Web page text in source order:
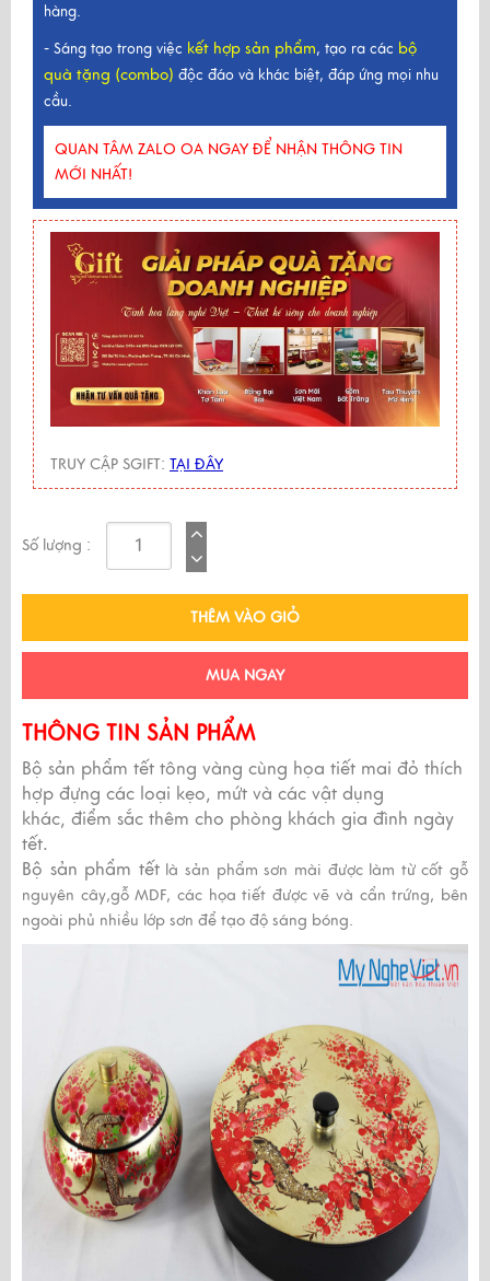
hàng.
- Sáng tạo trong việc kết hợp sản phẩm, tạo ra các bộ
quà tặng (combo) độc đáo và khác biệt, đáp ứng mọi nhu
cầu.
QUAN TÂM ZALO OA NGAY ĐỂ NHẬN THÔNG TIN
MỚI NHẤT!
TRUY CẬP SGIFT: TẠI ĐÂY
Số lượng :
THÊM VÀO GIỎ
MUA NGAY
THÔNG TIN SẢN PHẨM
Bộ sản phẩm tết tông vàng cùng họa tiết mai đỏ thích
hợp đựng các loại kẹo, mứt và các vật dụng
khác, điểm sắc thêm cho phòng khách gia đình ngày
tết.
Bộ sản phẩm tết là sản phẩm sơn mài được làm từ cốt gỗ
nguyên cây,gỗ MDF, các họa tiết được vẽ và cẩn trứng, bên
ngoài phủ nhiều lớp sơn để tạo độ sáng bóng.